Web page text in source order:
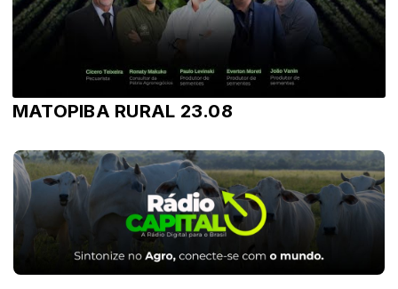
MATOPIBA RURAL 23.08